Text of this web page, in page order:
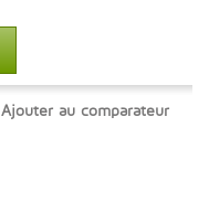
Ajouter au comparateur